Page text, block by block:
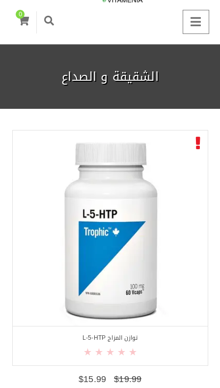
0
الشقيقة و الصداع
توازن المزاج L-5-HTP
$19.99
$15.99